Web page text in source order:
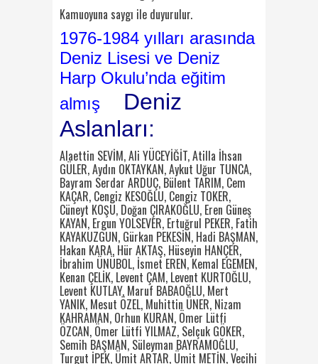
Kamuoyuna saygı ile duyurulur.
1976-1984 yılları arasında
Deniz Lisesi ve Deniz
Harp Okulu’nda eğitim
almış
Deniz
Aslanları:
Alaettin SEVİM, Ali YÜCEYİĞİT, Atilla İhsan
GÜLER, Aydın OKTAYKAN, Aykut Uğur TUNCA,
Bayram Serdar ARDUÇ, Bülent TARIM, Cem
KAÇAR, Cengiz KESOĞLU, Cengiz TOKER,
Cüneyt KOŞU, Doğan ÇIRAKOĞLU, Eren Güneş
KAYAN, Ergun YOLSEVER, Ertuğrul PEKER, Fatih
KAYAKUZGUN, Gürkan PEKESİN, Hadi BAŞMAN,
Hakan KARA, Hür AKTAŞ, Hüseyin HANÇER,
İbrahim ÜNÜBOL, İsmet EREN, Kemal EGEMEN,
Kenan ÇELİK, Levent ÇAM, Levent KURTOĞLU,
Levent KUTLAY, Maruf BABAOĞLU, Mert
YANIK, Mesut ÖZEL, Muhittin ÜNER, Nizam
KAHRAMAN, Orhun KURAN, Ömer Lütfi
ÖZCAN, Ömer Lütfi YILMAZ, Selçuk GÖKER,
Semih BAŞMAN, Süleyman BAYRAMOĞLU,
Turgut İPEK, Ümit ARTAR, Ümit METİN, Vecihi